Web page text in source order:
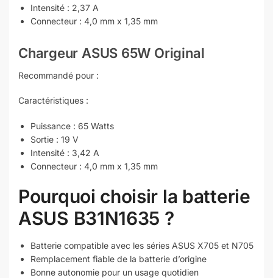
Intensité : 2,37 A
Connecteur : 4,0 mm x 1,35 mm
Chargeur ASUS 65W Original
Recommandé pour :
Caractéristiques :
Puissance : 65 Watts
Sortie : 19 V
Intensité : 3,42 A
Connecteur : 4,0 mm x 1,35 mm
Pourquoi choisir la batterie
ASUS B31N1635 ?
Batterie compatible avec les séries ASUS X705 et N705
Remplacement fiable de la batterie d’origine
Bonne autonomie pour un usage quotidien